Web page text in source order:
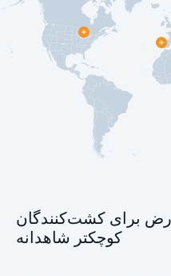
برای کشت‌کنندگان
کوچکتر شاهدانه